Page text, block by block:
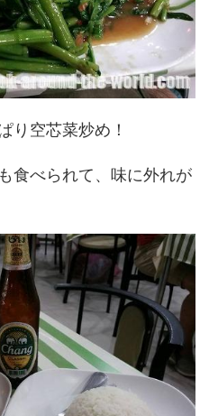
り空芯菜炒め！
食べられて、味に外れが